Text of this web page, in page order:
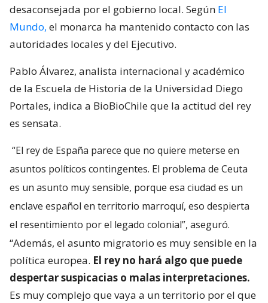
desaconsejada por el gobierno local. Según El
Mundo, el monarca ha mantenido contacto con las
autoridades locales y del Ejecutivo.
Pablo Álvarez, analista internacional y académico
de la Escuela de Historia de la Universidad Diego
Portales, indica a BioBioChile que la actitud del rey
es sensata.
“El rey de España parece que no quiere meterse en
asuntos políticos contingentes. El problema de Ceuta
es un asunto muy sensible, porque esa ciudad es un
enclave español en territorio marroquí, eso despierta
el resentimiento por el legado colonial”, aseguró.
“Además, el asunto migratorio es muy sensible en la
política europea. El rey no hará algo que puede
despertar suspicacias o malas interpretaciones.
Es muy complejo que vaya a un territorio por el que